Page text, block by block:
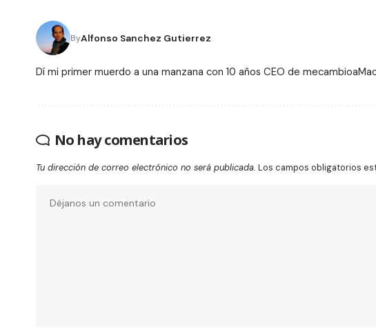
ByAlfonso Sanchez Gutierrez
Dí mi primer muerdo a una manzana con 10 años CEO de
No hay comentarios
Tu dirección de correo electrónico no será publicada. Los campos obligatorios